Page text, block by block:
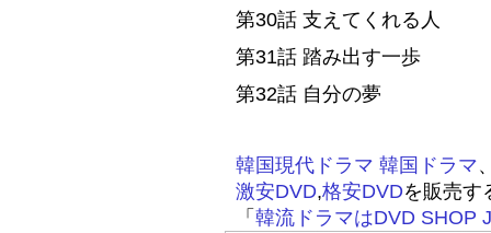
第30話 支えてくれる人
第31話 踏み出す一歩
第32話 自分の夢
韓国現代ドラマ 韓国ドラマ
激安DVD,格安DVDを販売す
「 韓流ドラマはDVD SHOP